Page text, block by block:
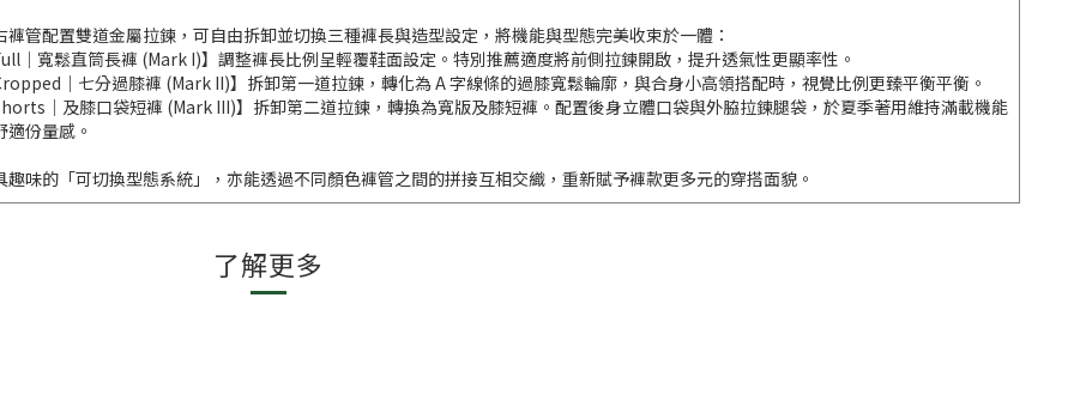
褲管配置雙道金屬拉鍊，可自由拆卸並切換三種褲長與造型設定，將機能與型態完美收束於一體：
｜寬鬆直筒長褲 (Mark I)】調整褲長比例呈輕覆鞋面設定。特別推薦適度將前側拉鍊開啟，提升透氣性更顯率性。
｜七分過膝褲 (Mark II)】拆卸第一道拉鍊，轉化為 A 字線條的過膝寬鬆輪廓，與合身小高領搭配時，視覺比例更臻平衡平衡。
｜及膝口袋短褲 (Mark III)】拆卸第二道拉鍊，轉換為寬版及膝短褲。配置後身立體口袋與外脇拉鍊腿袋，於夏季著用維持滿載機能
適份量感。
趣味的「可切換型態系統」，亦能透過不同顏色褲管之間的拼接互相交織，重新賦予褲款更多元的穿搭面貌。
了解更多